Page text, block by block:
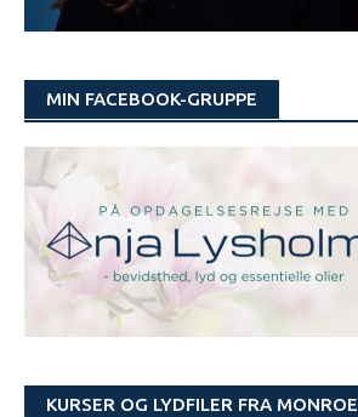
MIN FACEBOOK-GRUPPE
KURSER OG LYDFILER FRA MONROE